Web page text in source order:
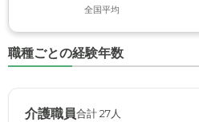
全国平均
職種ごとの経験年数
介護職員合計 27人